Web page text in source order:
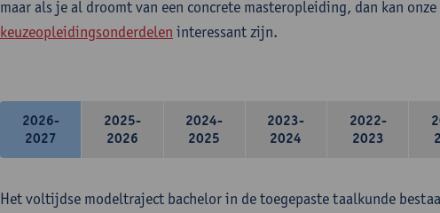
maar als je al droomt van een concrete masteropleiding, dan kan onze
keuzeopleidingsonderdelen interessant zijn.
2026-
2027
2025-
2026
2024-
2025
2023-
2024
2022-
2023
Het voltijdse modeltraject bachelor in de toegepaste taalkunde